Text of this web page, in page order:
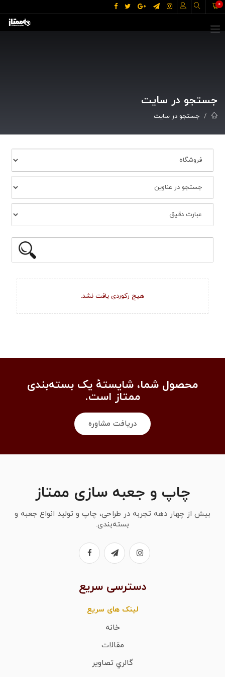
0
جستجو در سایت
جستجو در سایت
هیچ رکوردی یافت نشد.
محصول شما، شایستهٔ یک بسته‌بندی
ممتاز است.
دریافت مشاوره
چاپ و جعبه سازی ممتاز
بیش از چهار دهه تجربه در طراحی، چاپ و تولید انواع جعبه و
بسته‌بندی.
دسترسی سریع
لینک های سریع
خانه
مقالات
گالري تصاوير